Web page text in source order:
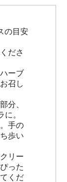
の目安
ださ
ーブ
召し
分、
。
手の
歩い
リー
った
くだ